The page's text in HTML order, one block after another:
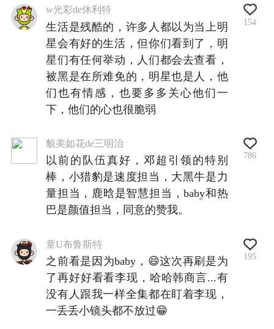
w光彩de休利特
生活是残酷的，许多人都以为当上明
星会有好的生活，但你们看到了，明
星们有任何举动，人们都会去查看，
被黑是在所难免的，明星也是人，他
们也有情感，也要多多关心他们一
下，他们的心也很脆弱
154
貌美如花de三明治
以前的队伍真好，邓超引领的特别
棒，小猎豹是速度担当，大黑牛是力
量担当，鹿晗是智慧担当，baby和热
巴是颜值担当，同意的赞我。
786
童U布鲁斯特
之前看是因为baby，😄这次再刷是为
了再好好看看李现，哈哈韩商言...有
没有人跟我一样全集都在盯着李现，
一丢丢小镜头都不放过😁
195